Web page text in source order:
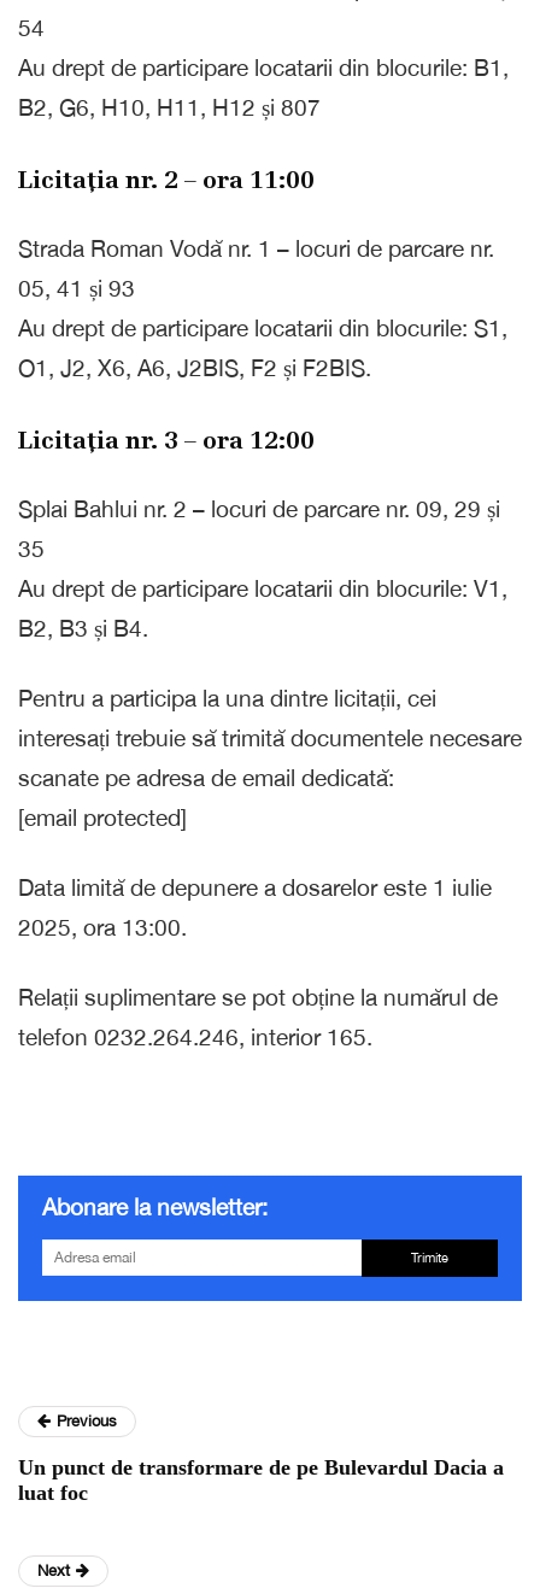
54
Au drept de participare locatarii din blocurile: B1,
B2, G6, H10, H11, H12 și 807
Licitația nr. 2 – ora 11:00
Strada Roman Vodă nr. 1 – locuri de parcare nr.
05, 41 și 93
Au drept de participare locatarii din blocurile: S1,
O1, J2, X6, A6, J2BIS, F2 și F2BIS.
Licitația nr. 3 – ora 12:00
Splai Bahlui nr. 2 – locuri de parcare nr. 09, 29 și
35
Au drept de participare locatarii din blocurile: V1,
B2, B3 și B4.
Pentru a participa la una dintre licitații, cei
interesați trebuie să trimită documentele necesare
scanate pe adresa de email dedicată:
[email protected]
Data limită de depunere a dosarelor este 1 iulie
2025, ora 13:00.
Relații suplimentare se pot obține la numărul de
telefon 0232.264.246, interior 165.
Abonare la newsletter:
Trimite
Previous
Un punct de transformare de pe Bulevardul Dacia a
luat foc
Next